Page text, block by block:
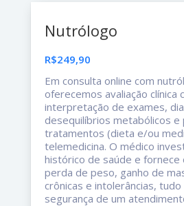
Nutrólogo
R$249,90
Em consulta online com
oferecemos avaliação clínica
interpretação de exames,
desequilíbrios metabólicos e
tratamentos (dieta e/ou
telemedicina. O médico
histórico de saúde e fornece
perda de peso, ganho de
crônicas e intolerâncias,
segurança de um